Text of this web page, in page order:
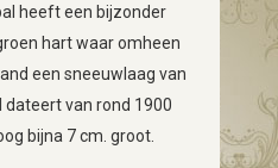
heeft een bijzonder
hart waar omheen
een sneeuwlaag van
dateert van rond 1900
bijna 7 cm. groot.